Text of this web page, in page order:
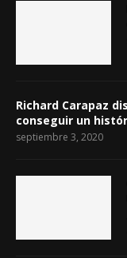
Richard Carapaz
conseguir un
septiembre 3, 2020